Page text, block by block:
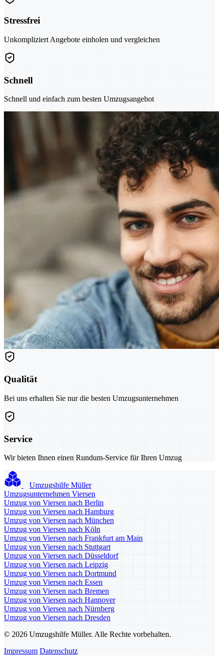
Stressfrei
Unkompliziert Angebote einholen und vergleichen
Schnell
Schnell und einfach zum besten Umzugsangebot
Qualität
Bei uns erhalten Sie nur die besten Umzugsunternehmen
Service
Wir bieten Ihnen einen Rundum-Service für Ihren Umzug
Umzugshilfe Müller
Umzugsunternehmen Viersen
Umzug von Viersen nach Berlin
Umzug von Viersen nach Hamburg
Umzug von Viersen nach München
Umzug von Viersen nach Köln
Umzug von Viersen nach Frankfurt am Main
Umzug von Viersen nach Stuttgart
Umzug von Viersen nach Düsseldorf
Umzug von Viersen nach Leipzig
Umzug von Viersen nach Dortmund
Umzug von Viersen nach Essen
Umzug von Viersen nach Bremen
Umzug von Viersen nach Hannover
Umzug von Viersen nach Nürnberg
Umzug von Viersen nach Dresden
© 2026 Umzugshilfe Müller. Alle Rechte vorbehalten.
Impressum Datenschutz